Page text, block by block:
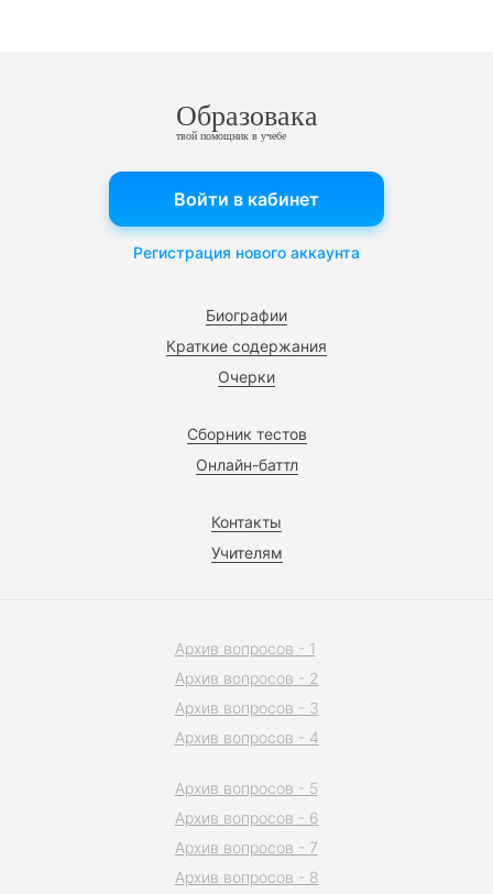
Образовака
твой помощник в учебе
Биографии
Краткие содержания
Очерки
Сборник тестов
Онлайн-баттл
Контакты
Учителям
Войти в кабинет
Регистрация нового аккаунта
Архив вопросов - 1
Архив вопросов - 2
Архив вопросов - 3
Архив вопросов - 4
Архив вопросов - 5
Архив вопросов - 6
Архив вопросов - 7
Архив вопросов - 8